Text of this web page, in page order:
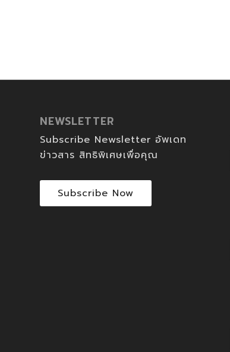
NEWSLETTER
Subscribe Newsletter อัพเดท
ข่าวสาร สิทธิพิเศษเพื่อคุณ
Subscribe Now